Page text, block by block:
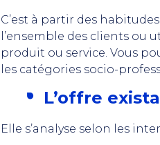
C’est à partir des
l’ensemble des clients ou
produit ou service. Vous
les catégories socio-
L’offre
Elle s’analyse selon les